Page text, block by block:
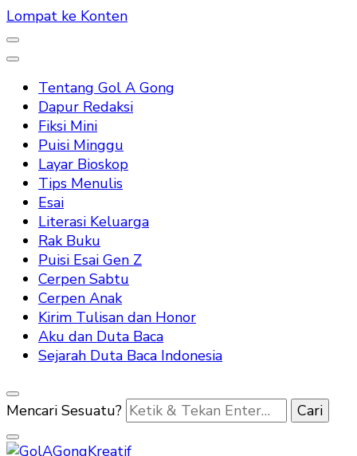
Lompat ke Konten
Tentang Gol A Gong
Dapur Redaksi
Fiksi Mini
Puisi Minggu
Layar Bioskop
Tips Menulis
Esai
Literasi Keluarga
Rak Buku
Puisi Esai Gen Z
Cerpen Sabtu
Cerpen Anak
Kirim Tulisan dan Honor
Aku dan Duta Baca
Sejarah Duta Baca Indonesia
Mencari Sesuatu?